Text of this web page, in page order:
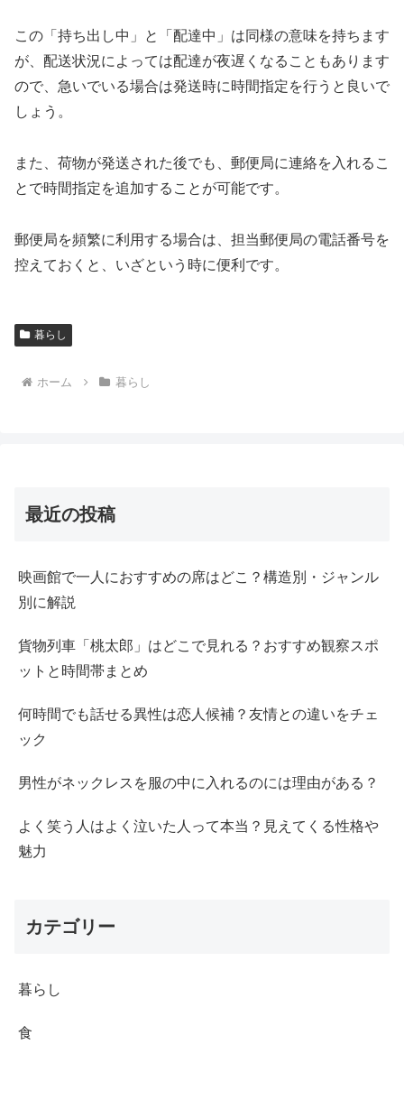
この「持ち出し中」と「配達中」は同様の意味を持ちます
が、配送状況によっては配達が夜遅くなることもあります
ので、急いでいる場合は発送時に時間指定を行うと良いで
しょう。
また、荷物が発送された後でも、郵便局に連絡を入れるこ
とで時間指定を追加することが可能です。
郵便局を頻繁に利用する場合は、担当郵便局の電話番号を
控えておくと、いざという時に便利です。
暮らし
ホーム 暮らし
最近の投稿
映画館で一人におすすめの席はどこ？構造別・ジャンル
別に解説
貨物列車「桃太郎」はどこで見れる？おすすめ観察スポ
ットと時間帯まとめ
何時間でも話せる異性は恋人候補？友情との違いをチェ
ック
男性がネックレスを服の中に入れるのには理由がある？
よく笑う人はよく泣いた人って本当？見えてくる性格や
魅力
カテゴリー
暮らし
食